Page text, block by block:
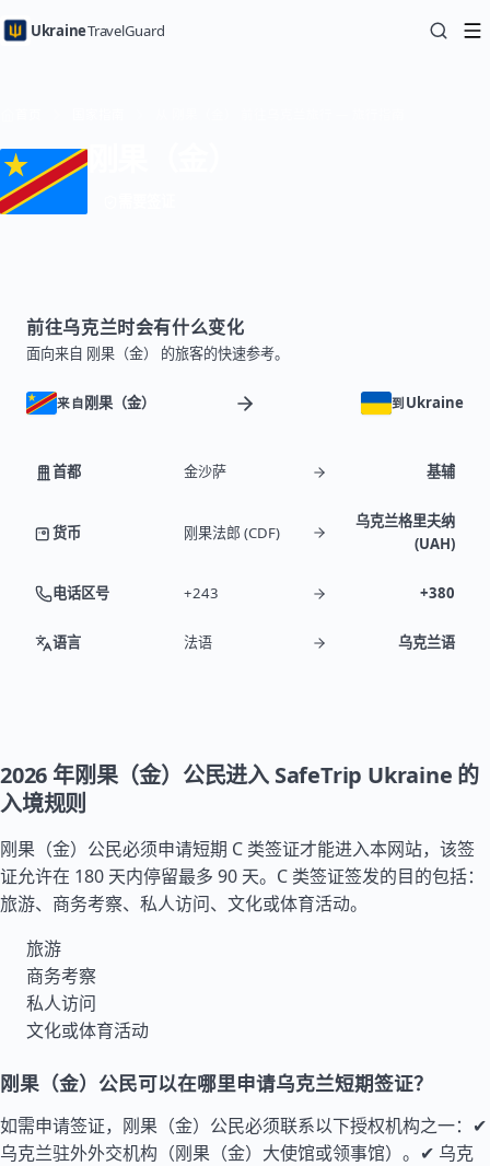
UkraineTravelGuard
前往乌克兰时会有什么变化
面向来自 刚果（金） 的旅客的快速参考。
来自刚果（金） 到 Ukraine
首都 金沙萨 基辅
货币 刚果法郎 (CDF)
乌克兰格里夫纳
(UAH)
电话区号 +243 +380
语言 法语 乌克兰语
2026 年刚果（金）公民进入 SafeTrip Ukraine 的
入境规则
刚果（金）公民必须申请短期 C 类签证才能进入本网站，该签
证允许在 180 天内停留最多 90 天。C 类签证签发的目的包括：
旅游、商务考察、私人访问、文化或体育活动。
旅游
商务考察
私人访问
文化或体育活动
刚果（金）公民可以在哪里申请乌克兰短期签证？
如需申请签证，刚果（金）公民必须联系以下授权机构之一：✔
乌克兰驻外外交机构（刚果（金）大使馆或领事馆）。✔ 乌克